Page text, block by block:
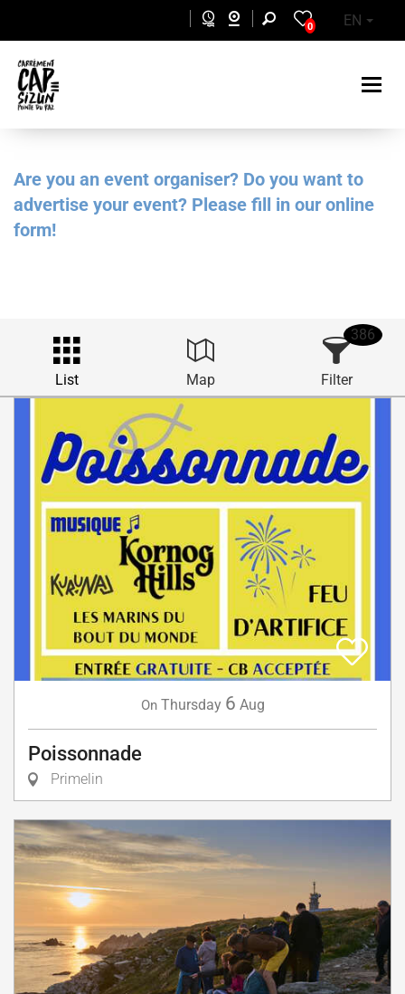
0 EN
Are you an event organiser? Do you want to
advertise your event? Please fill in our online
form!
List Map Filter
386
On Thursday 6 Aug
Poissonnade
Primelin